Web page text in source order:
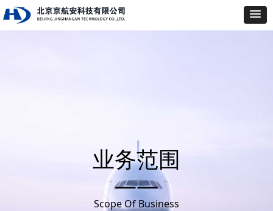
业务范围
——
Scope Of Business